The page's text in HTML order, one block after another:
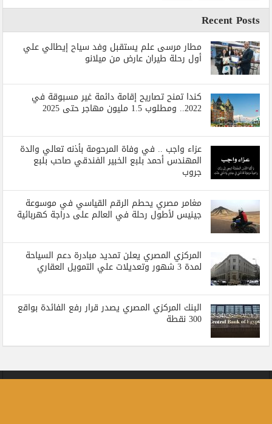
Recent Posts
مطار مرسى علم يستقبل وفد سياح إيطالي علي
أول رحلة طيران عارض من ميلانو
كندا تمنح تصاريح إقامة دائمة غير مسبوقة في
2022.. ومطلوب 1.5 مليون مهاجر حتى 2025
عزاء واجب .. في وفاة المرحومة بأذنه تعالي والدة
المهندس أحمد بلبع الخبير الفندقي صاحب بلبع
جروب
مغامر مصري يحطم الرقم القياسي في موسوعة
جينيس لأطول رحلة في العالم على دراجة كهربائية
المركزي المصري يعلن تمديد مبادرة دعم السياحة
لمدة 3 شهور وتعديلات علي التمويل العقاري
البنك المركزي المصري يصدر قرار رفع الفائدة بواقع
300 نقطة